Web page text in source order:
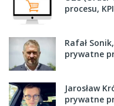
procesu,
Rafał
prywatne
Jarosław
prywatne